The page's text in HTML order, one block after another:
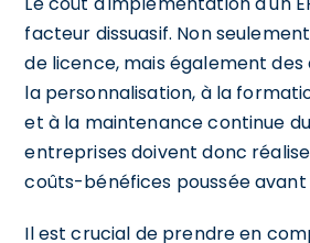
facteur dissuasif. Non
de licence, mais également des
la personnalisation, à la
et à la maintenance continue
entreprises doivent donc
coûts-bénéfices poussée avant
Il est crucial de prendre en